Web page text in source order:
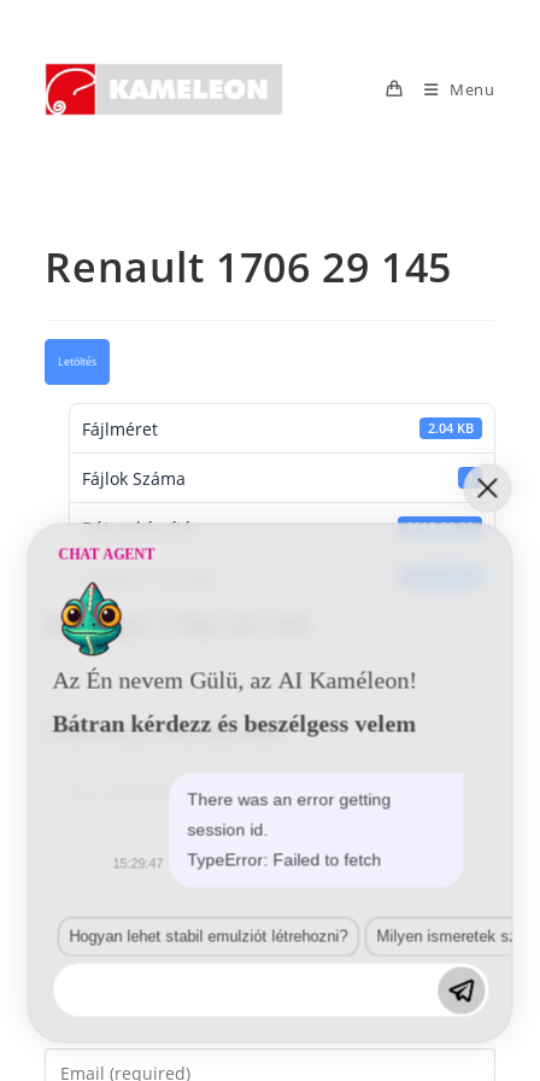
content
Menu
Renault 1706 29 145
Letöltés
Fájlméret 2.04 KB
Fájlok Száma 1
Dátumkészítés 2016-06-20
Utoljára frissített
Renault 1706 29 145
Vélemény, hozzászólás?
your
name
Enter
CHAT AGENT
Az Én nevem Gülü, az AI Kaméleon!
Bátran kérdezz és beszélgess velem
There was an error getting
session id.
TypeError: Failed to fetch
15:29:47
Hogyan lehet stabil emulziót létrehozni? Milyen ismeretek